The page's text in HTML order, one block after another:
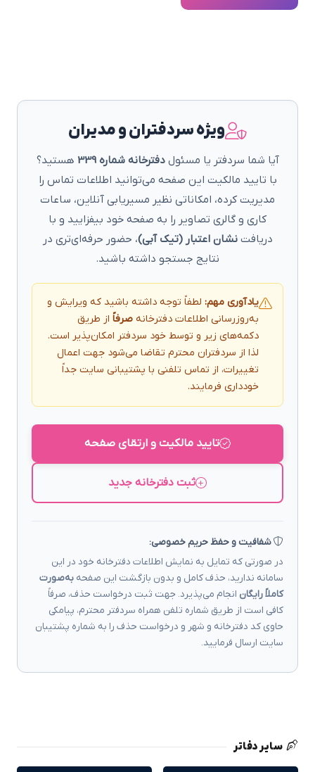
ویژه سردفتران و مدیران
آیا شما سردفتر یا مسئولدفترخانه شماره 339
هستید؟
با تایید مالکیت این صفحه می‌توانید اطلاعات تماس را
مدیریت کرده، امکاناتی نظیر مسیریابی آنلاین، ساعات
کاری و گالری تصاویر را به صفحه خود بیفزایید و با
دریافتنشان اعتبار (تیک آبی)، حضور حرفه‌ای‌تری در
نتایج جستجو داشته باشید.
یادآوری مهم: لطفاً توجه داشته باشید که ویرایش و
به‌روزرسانی اطلاعات دفترخانه صرفاً از طریق
دکمه‌های زیر و توسط خود سردفتر امکان‌پذیر است.
لذا از سردفتران محترم تقاضا می‌شود جهت اعمال
تغییرات، از تماس تلفنی با پشتیبانی سایت جداً
خودداری فرمایند.
تایید مالکیت و ارتقای صفحه
ثبت دفترخانه جدید
شفافیت و حفظ حریم خصوصی:
در صورتی که تمایل به نمایش اطلاعات دفترخانه خود در این
سامانه ندارید، حذف کامل و بدون بازگشت این صفحه به‌صورت
کاملاً رایگان انجام می‌پذیرد. جهت ثبت درخواست حذف، صرفاً
کافی است از طریق شماره تلفن همراه سردفتر محترم، پیامکی
حاوی کد دفترخانه و شهر و درخواست حذف را به شماره پشتیبان
سایت ارسال فرمایید.
سایر دفاتر